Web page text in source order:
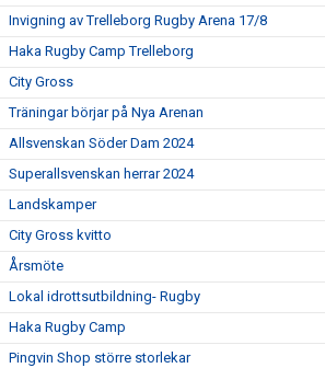
Invigning av Trelleborg Rugby Arena 17/8
Haka Rugby Camp Trelleborg
City Gross
Träningar börjar på Nya Arenan
Allsvenskan Söder Dam 2024
Superallsvenskan herrar 2024
Landskamper
City Gross kvitto
Årsmöte
Lokal idrottsutbildning- Rugby
Haka Rugby Camp
Pingvin Shop större storlekar